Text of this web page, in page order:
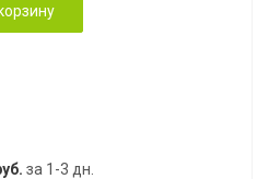
за 1-3 дн.